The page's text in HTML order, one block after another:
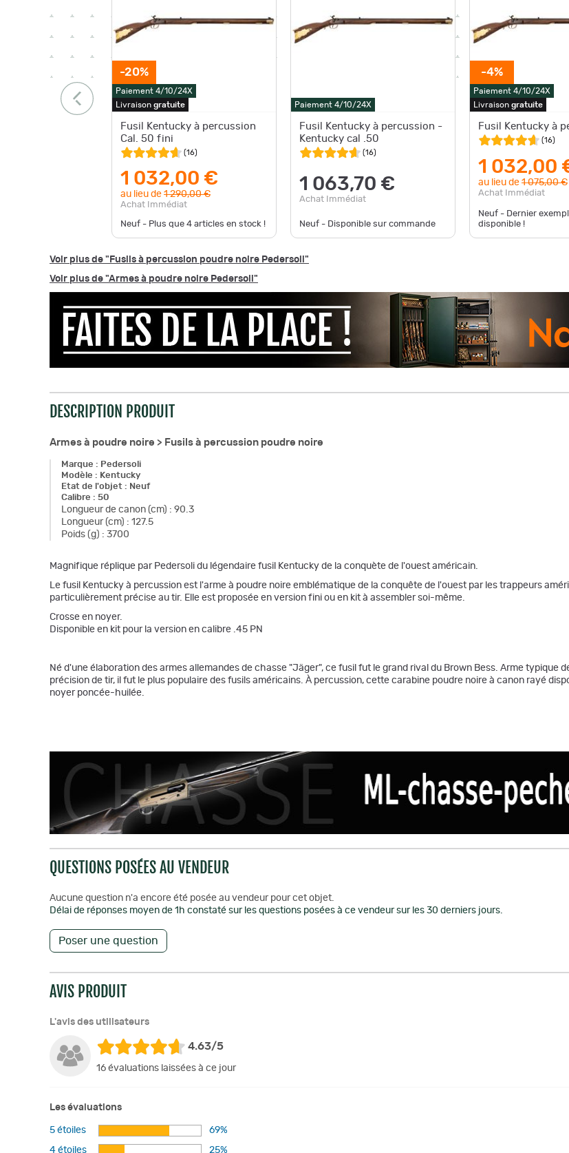
-20%
Paiement 4/10/24X
Livraison gratuite
Fusil Kentucky à percussion
Cal. 50 fini
(16)
1 032,00 €
au lieu de 1 290,00 €
Achat Immédiat
Neuf - Plus que 4 articles en stock !
Paiement 4/10/24X
Fusil Kentucky à percussion -
Kentucky cal .50
(16)
1 063,70 €
Achat Immédiat
Neuf - Disponible sur commande
-4%
Paiement 4/10/24X
Livraison gratuite
Fusil Kentucky à
(16)
1 032,00
au lieu de 1 075,00 €
Achat Immédiat
Neuf - Dernier
disponible !
Voir plus de "Fusils à percussion poudre noire Pedersoli"
Voir plus de "Armes à poudre noire Pedersoli"
DESCRIPTION PRODUIT
Armes à poudre noire > Fusils à percussion poudre noire
Marque : Pedersoli
Modèle : Kentucky
Etat de l'objet : Neuf
Calibre : 50
Longueur de canon (cm) : 90.3
Longueur (cm) : 127.5
Poids (g) : 3700
Magnifique réplique par Pedersoli du légendaire fusil Kentucky de la conquète de l'ouest américain.
Le fusil Kentucky à percussion est l'arme à poudre noire emblématique de la conquête de l'ouest par les trappeurs
particulièrement précise au tir. Elle est proposée en version fini ou en kit à assembler soi-même.
Crosse en noyer.
Disponible en kit pour la version en calibre .45 PN
Né d'une élaboration des armes allemandes de chasse "Jäger", ce fusil fut le grand rival du Brown Bess. Arme typique
précision de tir, il fut le plus populaire des fusils américains. À percussion, cette carabine poudre noire à canon rayé
noyer poncée-huilée.
QUESTIONS POSÉES AU VENDEUR
Aucune question n'a encore été posée au vendeur pour cet objet.
Délai de réponses moyen de 1h constaté sur les questions posées à ce vendeur sur les 30 derniers jours.
Poser une question
AVIS PRODUIT
L'avis des utilisateurs
4.63/5
16 évaluations laissées à ce jour
Les évaluations
5 étoiles 69%
4 étoiles 25%